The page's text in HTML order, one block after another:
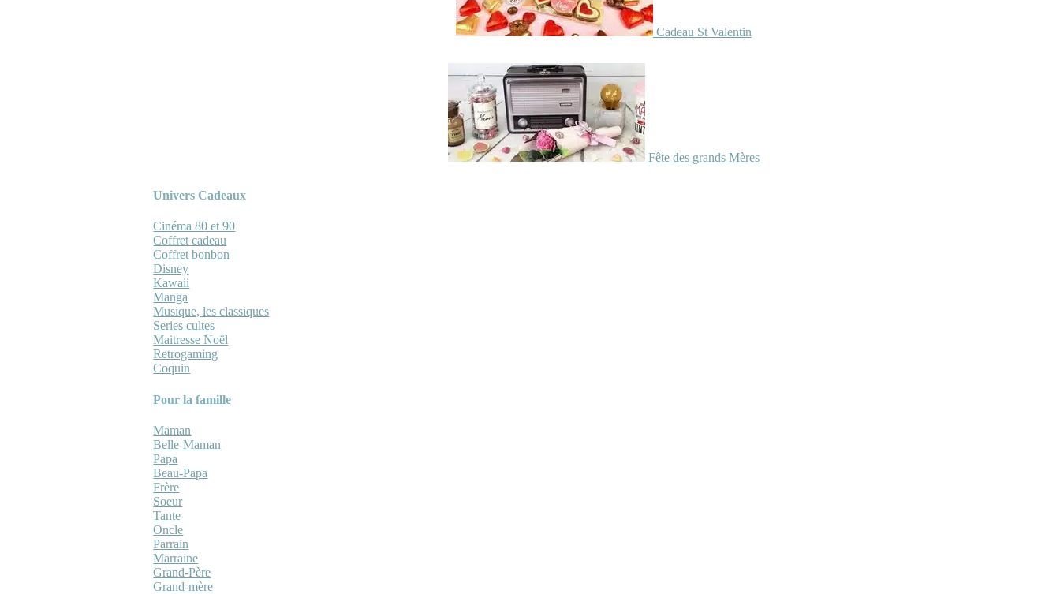
Cadeau St Valentin
Fête des grands Mères
Univers Cadeaux
Cinéma 80 et 90
Coffret cadeau
Coffret bonbon
Disney
Kawaii
Manga
Musique, les classiques
Series cultes
Maitresse Noël
Retrogaming
Coquin
Pour la famille
Maman
Belle-Maman
Papa
Beau-Papa
Frère
Soeur
Tante
Oncle
Parrain
Marraine
Grand-Père
Grand-mère